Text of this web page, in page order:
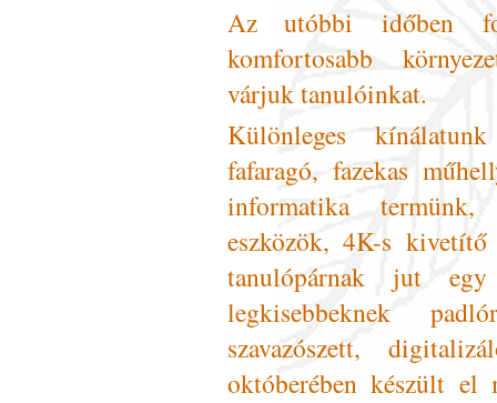
Az utóbbi időben
komfortosabb
várjuk tanulóinkat.
Különleges
fafaragó, fazekas
informatika termünk,
eszközök, 4K-s
tanulópárnak jut
legkisebbeknek
szavazószett,
októberében készült el